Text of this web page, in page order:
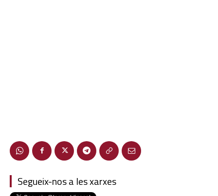
Segueix-nos a les xarxes